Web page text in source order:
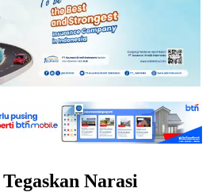
Narasi